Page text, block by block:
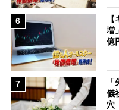
6
増
億
7
儀
穴